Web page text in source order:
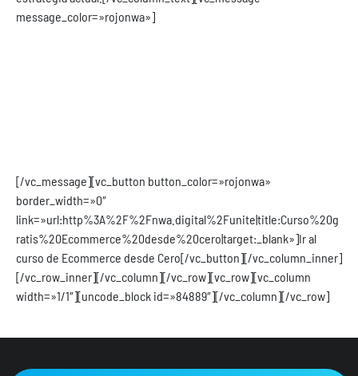
message_color=»rojonwa»]
[/vc_message][vc_button button_color=»rojonwa»
border_width=»0″
link=»url:http%3A%2F%2Fnwa.digital%2Funite|title:Curso%20g
ratis%20Ecommerce%20desde%20cero|target:_blank»]Ir al
curso de Ecommerce desde Cero[/vc_button][/vc_column_inner]
[/vc_row_inner][/vc_column][/vc_row][vc_row][vc_column
width=»1/1″][uncode_block id=»84889″][/vc_column][/vc_row]